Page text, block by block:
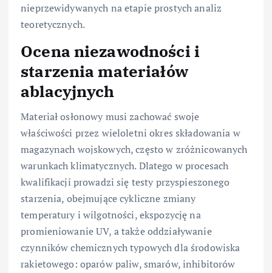
nieprzewidywanych na etapie prostych analiz
teoretycznych.
Ocena niezawodności i
starzenia materiałów
ablacyjnych
Materiał osłonowy musi zachować swoje
właściwości przez wieloletni okres składowania w
magazynach wojskowych, często w zróżnicowanych
warunkach klimatycznych. Dlatego w procesach
kwalifikacji prowadzi się testy przyspieszonego
starzenia, obejmujące cykliczne zmiany
temperatury i wilgotności, ekspozycję na
promieniowanie UV, a także oddziaływanie
czynników chemicznych typowych dla środowiska
rakietowego: oparów paliw, smarów, inhibitorów